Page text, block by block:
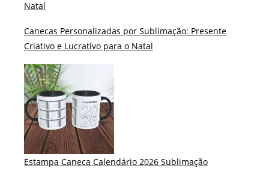
Natal
Canecas Personalizadas por Sublimação: Presente
Criativo e Lucrativo para o Natal
Estampa Caneca Calendário 2026 Sublimação